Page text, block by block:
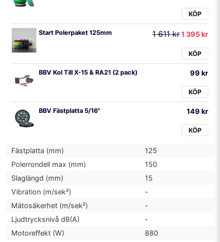
KÖP
Start Polerpaket 125mm 1 611 kr1 395 kr
KÖP
BBV Kol Till X-15 & RA21 (2 pack) 99 kr
KÖP
BBV Fästplatta 5/16" 149 kr
KÖP
Fästplatta (mm)
125
Polerrondell max (mm)
150
Slaglängd (mm)
15
Vibration (m/sek²)
-
Mätosäkerhet (m/sek²)
-
Ljudtrycksnivå dB(A)
-
Motoreffekt (W)
880